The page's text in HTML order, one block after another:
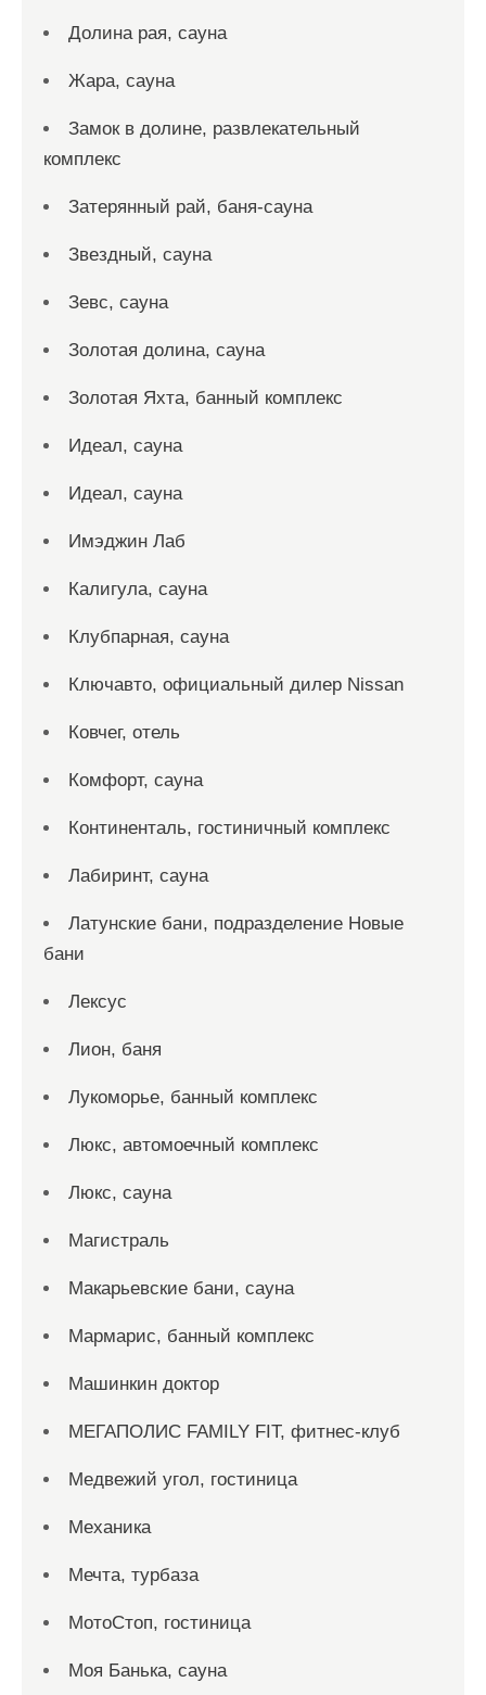
Долина рая, сауна
Жара, сауна
Замок в долине, развлекательный
комплекс
Затерянный рай, баня-сауна
Звездный, сауна
Зевс, сауна
Золотая долина, сауна
Золотая Яхта, банный комплекс
Идеал, сауна
Идеал, сауна
Имэджин Лаб
Калигула, сауна
Клубпарная, сауна
Ключавто, официальный дилер Nissan
Ковчег, отель
Комфорт, сауна
Континенталь, гостиничный комплекс
Лабиринт, сауна
Латунские бани, подразделение Новые
бани
Лексус
Лион, баня
Лукоморье, банный комплекс
Люкс, автомоечный комплекс
Люкс, сауна
Магистраль
Макарьевские бани, сауна
Мармарис, банный комплекс
Машинкин доктор
МЕГАПОЛИС FAMILY FIT, фитнес-клуб
Медвежий угол, гостиница
Механика
Мечта, турбаза
МотоСтоп, гостиница
Моя Банька, сауна